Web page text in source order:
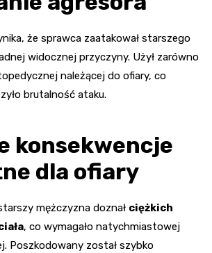
że sprawca zaatakował starszego
widocznej przyczyny. Użył zarówno
należącej do ofiary, co
brutalność ataku.
konsekwencje
dla ofiary
mężczyzna doznał ciężkich
, co wymagało natychmiastowej
Poszkodowany został szybko